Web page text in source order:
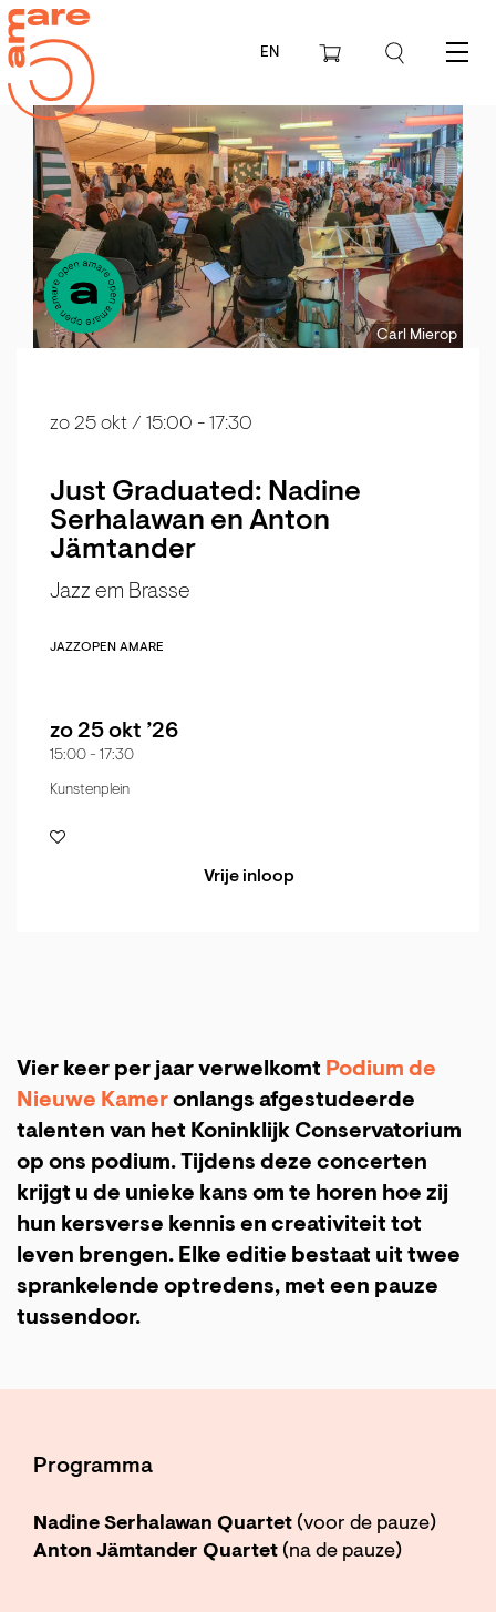
EN Menu
Carl Mierop
Just Graduated: Nadine
Serhalawan en Anton
Jämtander
Jazz em Brasse
zo 25 okt / 15:00 - 17:30
JAZZOPEN AMARE
zo 25 okt ’26
15:00 - 17:30
Kunstenplein
Vrije inloop
Vier keer per jaar verwelkomt Podium de
Nieuwe Kamer onlangs afgestudeerde
talenten van het Koninklijk Conservatorium
op ons podium. Tijdens deze concerten
krijgt u de unieke kans om te horen hoe zij
hun kersverse kennis en creativiteit tot
leven brengen. Elke editie bestaat uit twee
sprankelende optredens, met een pauze
tussendoor.
Programma
Nadine Serhalawan Quartet (voor de pauze)
Anton Jämtander Quartet (na de pauze)